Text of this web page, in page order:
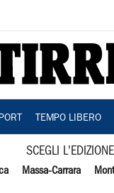
TEMPO LIBERO
SCEGLI L'EDIZIONE
Massa-Carrara